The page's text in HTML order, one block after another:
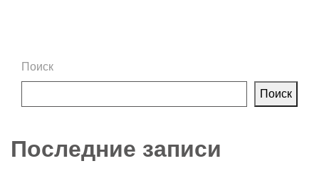
Поиск
Поиск
Последние записи